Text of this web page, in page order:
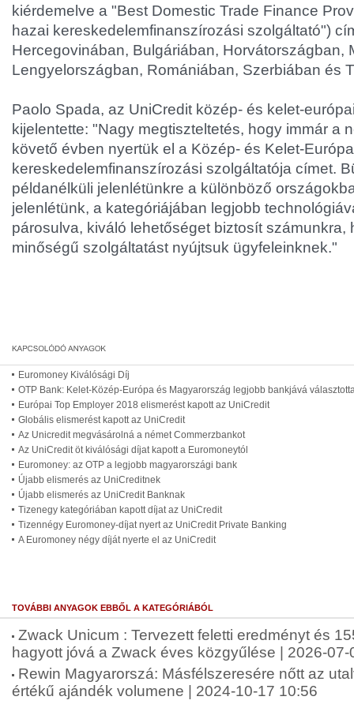
kiérdemelve a "Best Domestic Trade Finance
hazai kereskedelemfinanszírozási szolgáltató")
Hercegovinában, Bulgáriában, Horvátországban,
Lengyelországban, Romániában, Szerbiában és
Paolo Spada, az UniCredit közép- és kelet-
kijelentette: "Nagy megtiszteltetés, hogy immár a
követő évben nyertük el a Közép- és Kelet-
kereskedelemfinanszírozási szolgáltatója címet.
példanélküli jelenlétünkre a különböző
jelenlétünk, a kategóriájában legjobb
párosulva, kiváló lehetőséget biztosít számunkra,
minőségű szolgáltatást nyújtsuk ügyfeleinknek."
Euromoney Kiválósági Díj
OTP Bank: Kelet-Közép-Európa és Magyarország legjobb bankjává
Európai Top Employer 2018 elismerést kapott az UniCredit
Globális elismerést kapott az UniCredit
Az Unicredit megvásárolná a német Commerzbankot
Az UniCredit öt kiválósági díjat kapott a Euromoneytól
Euromoney: az OTP a legjobb magyarországi bank
Újabb elismerés az UniCreditnek
Újabb elismerés az UniCredit Banknak
Tizenegy kategóriában kapott díjat az UniCredit
Tizennégy Euromoney-díjat nyert az UniCredit Private Banking
A Euromoney négy díját nyerte el az UniCredit
TOVÁBBI ANYAGOK EBBŐL A KATEGÓRIÁBÓL
Zwack Unicum : Tervezett feletti eredményt és
hagyott jóvá a Zwack éves közgyűlése | 2026-07-
Rewin Magyarorszá: Másfélszeresére nőtt az
értékű ajándék volumene | 2024-10-17 10:56